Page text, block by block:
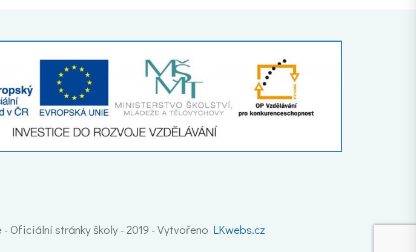
Oficiální stránky školy - 2019 - Vytvořeno LKwebs.cz